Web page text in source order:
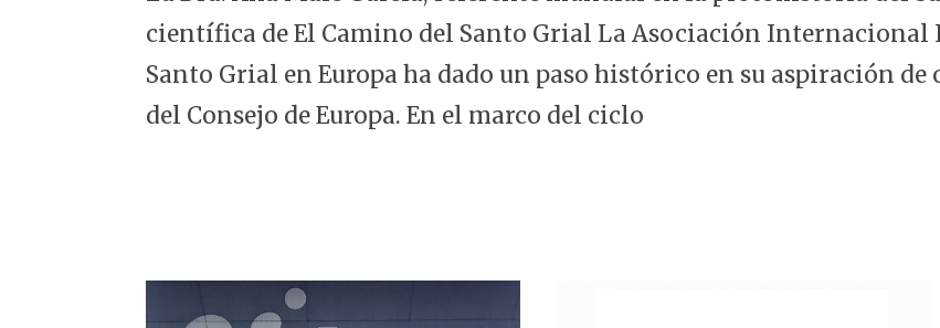
2
científica de El Camino del Santo Grial La Asociación
Santo Grial en Europa ha dado un paso histórico en su aspiración
del Consejo de Europa. En el marco del ciclo